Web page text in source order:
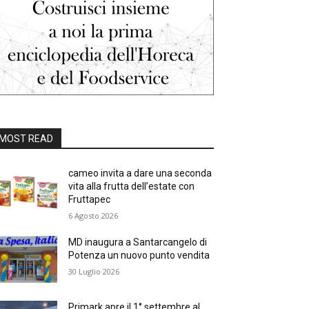
READ
cameo invita a dare una seconda
vita alla frutta dell’estate con
Fruttapec
6 Agosto 2026
MD inaugura a Santarcangelo di
Potenza un nuovo punto vendita
30 Luglio 2026